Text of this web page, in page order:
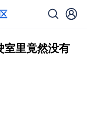
室里竟然没有